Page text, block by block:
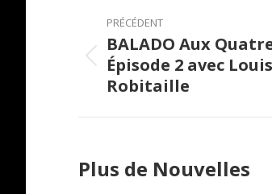
Post
navigation
PRÉCÉDENT
Previous
post:
BALADO Aux
Épisode 2 avec Louis
Robitaille
Plus de Nouvelles